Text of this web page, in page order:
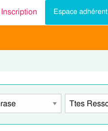
Inscription Espace adhérent